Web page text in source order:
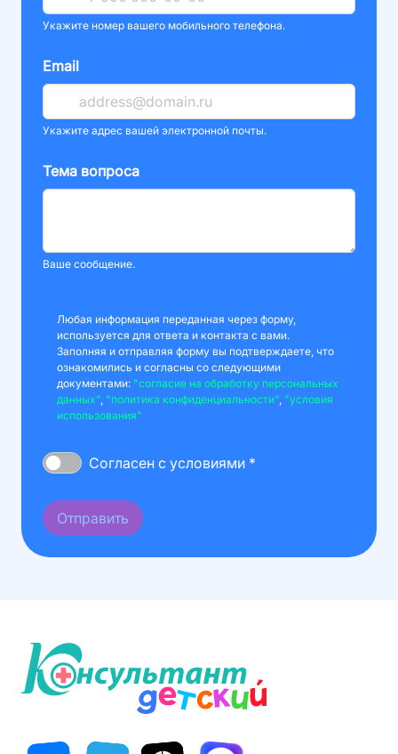
Укажите номер вашего мобильного телефона.
Email
Укажите адрес вашей электронной почты.
Тема вопроса
Ваше сообщение.
Любая информация переданная через форму,
используется для ответа и контакта с вами.
Заполняя и отправляя форму вы подтверждаете, что
ознакомились и согласны со следующими
документами: "согласие на обработку персональных
данных", "политика конфиденциальности", "условия
использования"
Согласен с условиями *
Отправить